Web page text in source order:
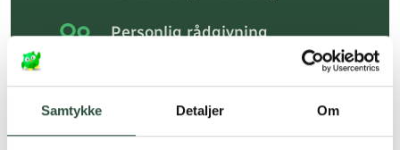
Samtykke Detaljer Om
Personlig rådgivning
Hurtig levering (30 min. i Kbh)